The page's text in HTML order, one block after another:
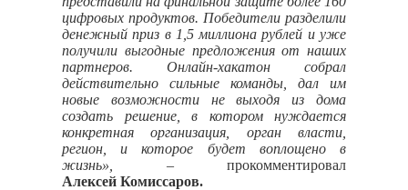
цифровых продуктов. Победители разделили
денежный приз в 1,5 миллиона рублей и уже
получили выгодные предложения от наших
партнеров. Онлайн-хакатон собрал
действительно сильные команды, дал им
новые возможности не выходя из дома
создать решение, в котором нуждается
конкретная организация, орган власти,
регион, и которое будет воплощено в
жизнь»,
– прокомментировал
Алексей Комиссаров.